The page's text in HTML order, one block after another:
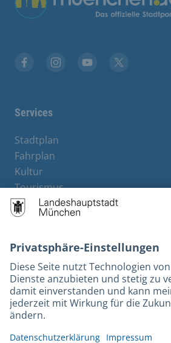
Services
Stadtplan
Fahrplan
Kultur
Tourismus
M-Strom
Bürgerservice
Kontakt
Barrierefreiheit
Leichte Sprache
Gebärdensprache